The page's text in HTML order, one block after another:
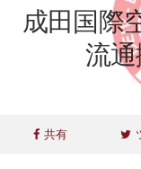
成田国際
流
共有